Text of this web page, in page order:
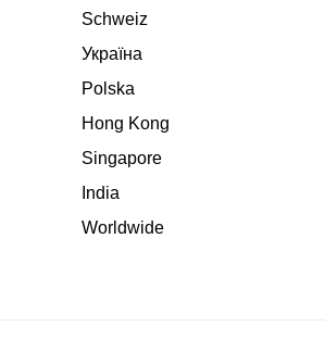
Schweiz
Україна
Polska
Hong Kong
Singapore
India
Worldwide